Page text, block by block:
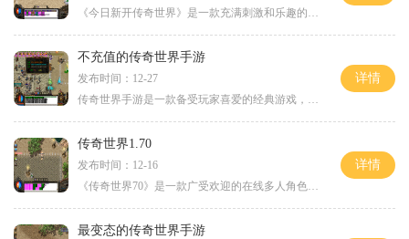
《今日新开传奇世界》是一款充满刺激和乐趣的多人在线角色扮演游戏。本游戏有着精美细腻的画面和真实感受的音效，为玩家们营造出一个逼真而又充满乐趣的游戏世界。本游戏还有
不充值的传奇世界手游
发布时间：12-27
传奇世界手游是一款备受玩家喜爱的经典游戏，它的精彩故事情节和刺激的战斗玩法吸引了无数玩家的关注。与传统的网络游戏不同的是，传奇世界手游提供了不充值的游戏模式，让玩
详情
传奇世界1.70
发布时间：12-16
《传奇世界70》是一款广受欢迎的在线多人角色扮演游戏，该游戏在全球范围内都有庞大的玩家群体。作为一款虚拟世界，传奇世界70提供了丰富多样的游戏内容和刺激的战斗体验，引领
详情
最变态的传奇世界手游